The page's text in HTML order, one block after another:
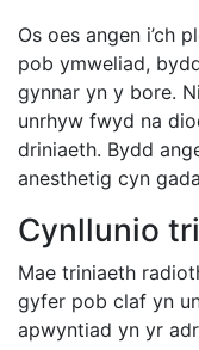
Os oes angen i’ch
pob ymweliad,
gynnar yn y bore.
unrhyw fwyd na
driniaeth. Bydd
anesthetig cyn
Cynllunio
Mae triniaeth
gyfer pob claf yn
apwyntiad yn yr